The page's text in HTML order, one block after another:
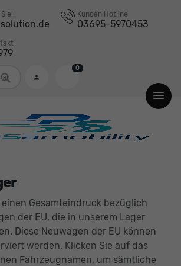
Kunden Hotline
03695-5970453
0
Gesamteindruck bezüglich
der EU, die in unserem Lager
Diese Neuwagen der EU können
werden. Klicken Sie auf das
Fahrzeugnamen, um sämtliche